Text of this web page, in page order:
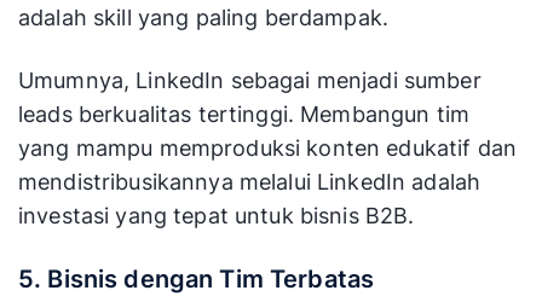
adalah skill yang paling berdampak.
Umumnya, LinkedIn sebagai menjadi sumber
leads berkualitas tertinggi. Membangun tim
yang mampu memproduksi konten edukatif dan
mendistribusikannya melalui LinkedIn adalah
investasi yang tepat untuk bisnis B2B.
5. Bisnis dengan Tim Terbatas